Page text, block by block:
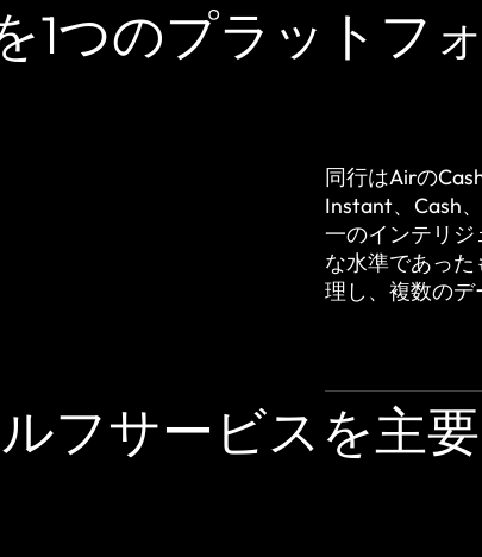
1つのプラットフ
同行はAirの
Instant、Cash
一のインテリ
な水準であっ
理し、複数のデ
フサービスを主